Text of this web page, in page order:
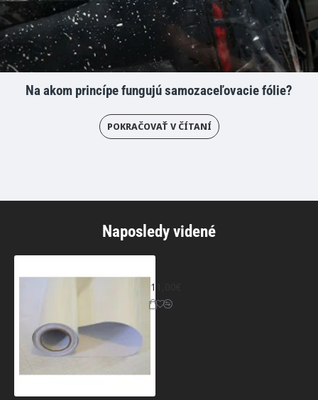
Na akom princípe fungujú samozaceľovacie fólie?
POKRAČOVAŤ V ČÍTANÍ
Naposledy videné
11,00€